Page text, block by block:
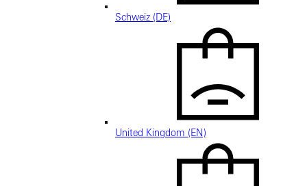
Schweiz (DE)
United Kingdom (EN)